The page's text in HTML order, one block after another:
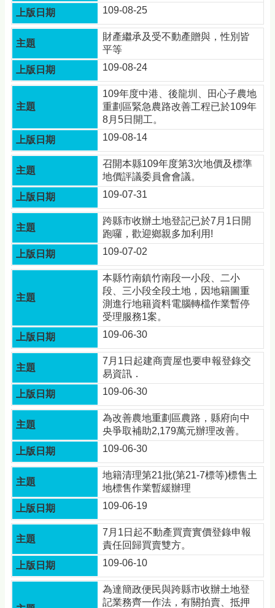
回
首
頁
網
站
導
覽
見
隱
私
權
宣
版
告
資
訊
安
全
政
府
網
資
料
宣
109-08-25
財產繼承及受不動產贈與，性別皆
平等
109-08-24
109年度中港、後龍圳、田心子農地
重劃區緊急農路改善工程已於109年
8月5日開工。
109-08-14
召開本縣109年度第3次地價及標準
地價評議委員會會議。
109-07-31
跨縣市收辦土地登記已於7月1日開
跑囉，歡迎鄉親多加利用!
109-07-02
本縣竹南鎮竹南段一小段、二小
段、三小段全段土地，因地籍圖重
測進行地籍資料電腦轉檔作業暫停
受理服務1案。
109-06-30
7月1日起建商賣屋也要申報登錄交
易資訊．
109-06-30
為改善農地重劃區農路，縣府向中
央爭取補助2,179萬元辦理改善。
109-06-30
地籍清理第21批(第21-7標等)標售土
地標售作業暫緩辦理
109-06-19
7月1日起不動產買賣實價登錄申報
責任回歸買賣雙方。
109-06-10
為達簡政便民與跨縣市收辦土地登
記業務齊一作法，有關拍賣、抵押